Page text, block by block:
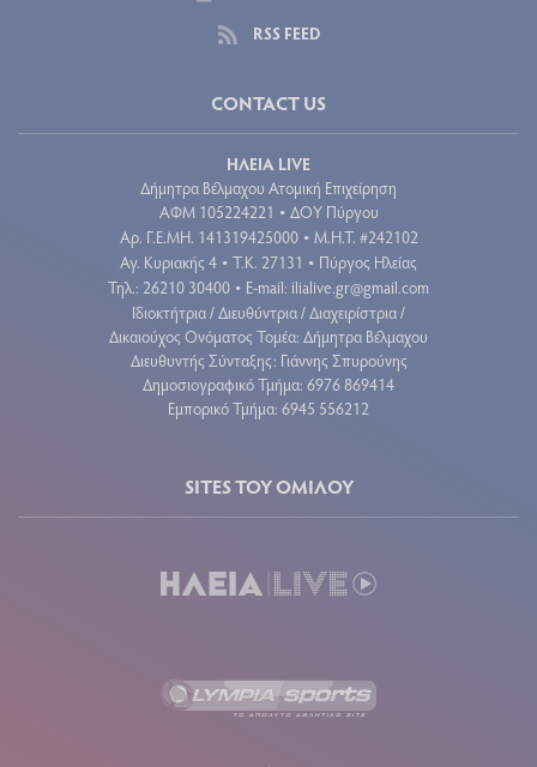
RSS FEED
CONTACT US
ΗΛΕΙΑ LIVE
Δήμητρα Βέλμαχου Ατομική Επιχείρηση
ΑΦΜ 105224221 • ΔΟΥ Πύργου
Aρ. Γ.Ε.ΜΗ. 141319425000 • Μ.Η.Τ. #242102
Αγ. Κυριακής 4 • Τ.Κ. 27131 • Πύργος Ηλείας
Τηλ.: 26210 30400 • E-mail: ilialive.gr@gmail.com
Ιδιοκτήτρια / Διευθύντρια / Διαχειρίστρια /
Δικαιούχος Ονόματος Τομέα: Δήμητρα Βέλμαχου
Διευθυντής Σύνταξης: Γιάννης Σπυρούνης
Δημοσιογραφικό Τμήμα: 6976 869414
Εμπορικό Τμήμα: 6945 556212
SITES ΤΟΥ ΟΜΙΛΟΥ